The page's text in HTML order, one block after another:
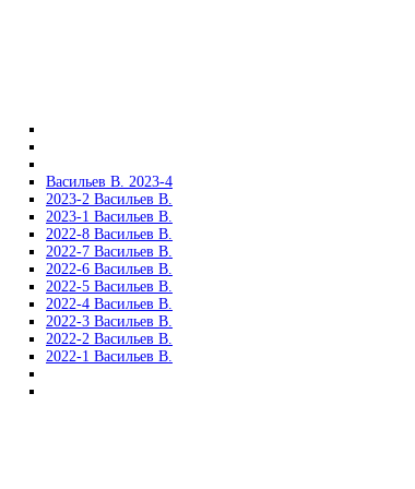
Васильев В. 2023-4
2023-2 Васильев В.
2023-1 Васильев В.
2022-8 Васильев В.
2022-7 Васильев В.
2022-6 Васильев В.
2022-5 Васильев В.
2022-4 Васильев В.
2022-3 Васильев В.
2022-2 Васильев В.
2022-1 Васильев В.